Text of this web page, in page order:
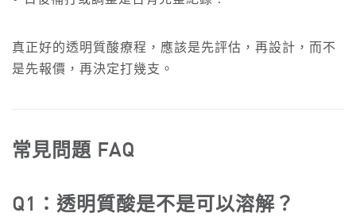
真正好的透明質酸療程，應該是先評估，再設計，而不
是先報價，再決定打幾支。
常見問題 FAQ
Q1：透明質酸是不是可以溶解？